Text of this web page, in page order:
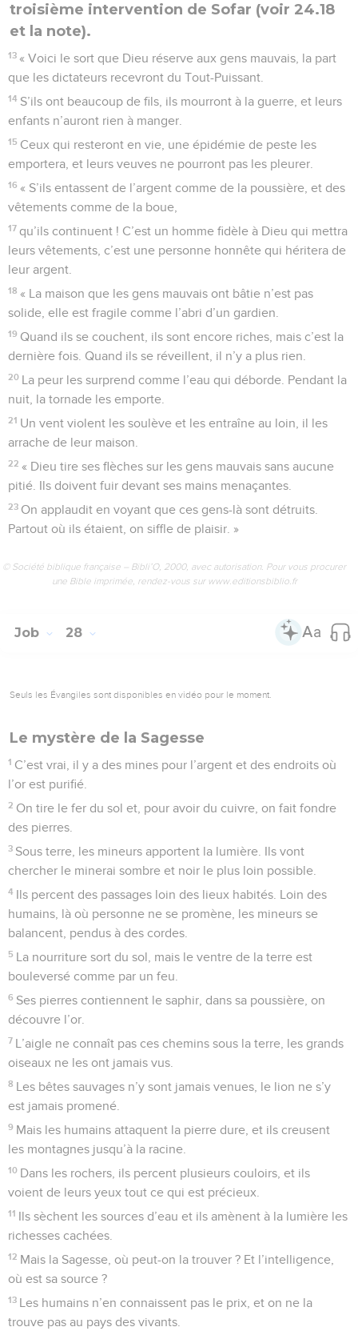
troisième intervention de Sofar (voir 24.18
et la note).
13 « Voici le sort que Dieu réserve aux gens mauvais, la part
que les dictateurs recevront du Tout-Puissant.
14 S’ils ont beaucoup de fils, ils mourront à la guerre, et leurs
enfants n’auront rien à manger.
15 Ceux qui resteront en vie, une épidémie de peste les
emportera, et leurs veuves ne pourront pas les pleurer.
16 « S’ils entassent de l’argent comme de la poussière, et des
vêtements comme de la boue,
17 qu’ils continuent ! C’est un homme fidèle à Dieu qui mettra
leurs vêtements, c’est une personne honnête qui héritera de
leur argent.
18 « La maison que les gens mauvais ont bâtie n’est pas
solide, elle est fragile comme l’abri d’un gardien.
19 Quand ils se couchent, ils sont encore riches, mais c’est la
dernière fois. Quand ils se réveillent, il n’y a plus rien.
20 La peur les surprend comme l’eau qui déborde. Pendant la
nuit, la tornade les emporte.
21 Un vent violent les soulève et les entraîne au loin, il les
arrache de leur maison.
22 « Dieu tire ses flèches sur les gens mauvais sans aucune
pitié. Ils doivent fuir devant ses mains menaçantes.
23 On applaudit en voyant que ces gens-là sont détruits.
Partout où ils étaient, on siffle de plaisir. »
© Société biblique française – Bibli’O, 2000, avec autorisation. Pour vous procurer
une Bible imprimée, rendez-vous sur www.editionsbiblio.fr
Job 28
Seuls les Évangiles sont disponibles en vidéo pour le moment.
Le mystère de la Sagesse
1 C’est vrai, il y a des mines pour l’argent et des endroits où
l’or est purifié.
2 On tire le fer du sol et, pour avoir du cuivre, on fait fondre
des pierres.
3 Sous terre, les mineurs apportent la lumière. Ils vont
chercher le minerai sombre et noir le plus loin possible.
4 Ils percent des passages loin des lieux habités. Loin des
humains, là où personne ne se promène, les mineurs se
balancent, pendus à des cordes.
5 La nourriture sort du sol, mais le ventre de la terre est
bouleversé comme par un feu.
6 Ses pierres contiennent le saphir, dans sa poussière, on
découvre l’or.
7 L’aigle ne connaît pas ces chemins sous la terre, les grands
oiseaux ne les ont jamais vus.
8 Les bêtes sauvages n’y sont jamais venues, le lion ne s’y
est jamais promené.
9 Mais les humains attaquent la pierre dure, et ils creusent
les montagnes jusqu’à la racine.
10 Dans les rochers, ils percent plusieurs couloirs, et ils
voient de leurs yeux tout ce qui est précieux.
11 Ils sèchent les sources d’eau et ils amènent à la lumière les
richesses cachées.
12 Mais la Sagesse, où peut-on la trouver ? Et l’intelligence,
où est sa source ?
13 Les humains n’en connaissent pas le prix, et on ne la
trouve pas au pays des vivants.